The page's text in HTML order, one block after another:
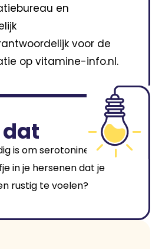
en
voor de
op vitamine-info.nl.
is om serotonine aan te
in je hersenen dat je
rustig te voelen?